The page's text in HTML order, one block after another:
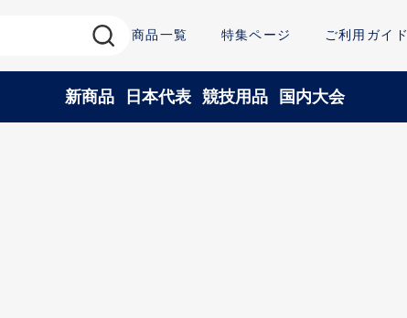
商品一覧 特集ページ ご利用ガイド
新商品 日本代表 競技用品 国内大会